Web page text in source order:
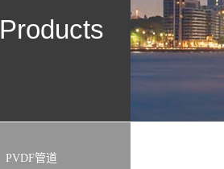
Products
PVDF管道